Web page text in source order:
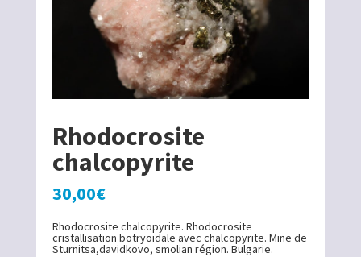
Rhodocrosite
chalcopyrite
30,00€
Rhodocrosite chalcopyrite. Rhodocrosite
cristallisation botryoidale avec chalcopyrite. Mine de
Sturnitsa,davidkovo, smolian région. Bulgarie.